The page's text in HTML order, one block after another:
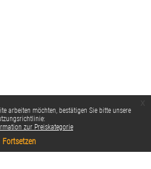
arbeiten möchten, bestätigen Sie bitte unsere
zur Preiskategorie
Fortsetzen